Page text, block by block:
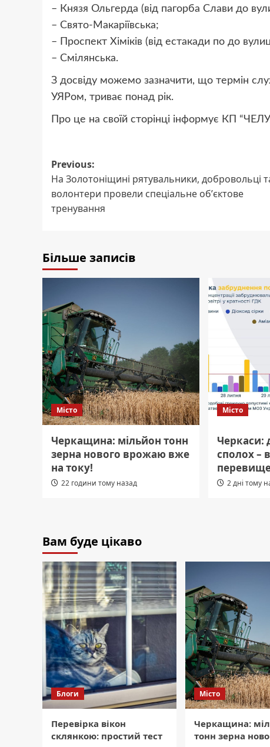
– Князя Ольгерда (від пагорба Слави до
– Свято-Макаріївська;
– Проспект Хіміків (від естакади по до
– Смілянська.
З досвіду можемо зазначити, що термін
УЯРом, триває понад рік.
Про це на своїй сторінці інформує КП
Post
navigation
Previous:
На Золотоніщині рятувальники, добровольці
волонтери провели спеціальне обʼєктове
тренування
Більше записів
Місто
Черкащина: мільйон тонн
зерна нового врожаю вже
на току!
22 години тому назад
Місто
Черкаси:
сполох –
2 дні тому
Вам буде цікаво
Блоги
Перевірка вікон
склянкою: простий тест
Місто
Черкащина:
тонн зерна